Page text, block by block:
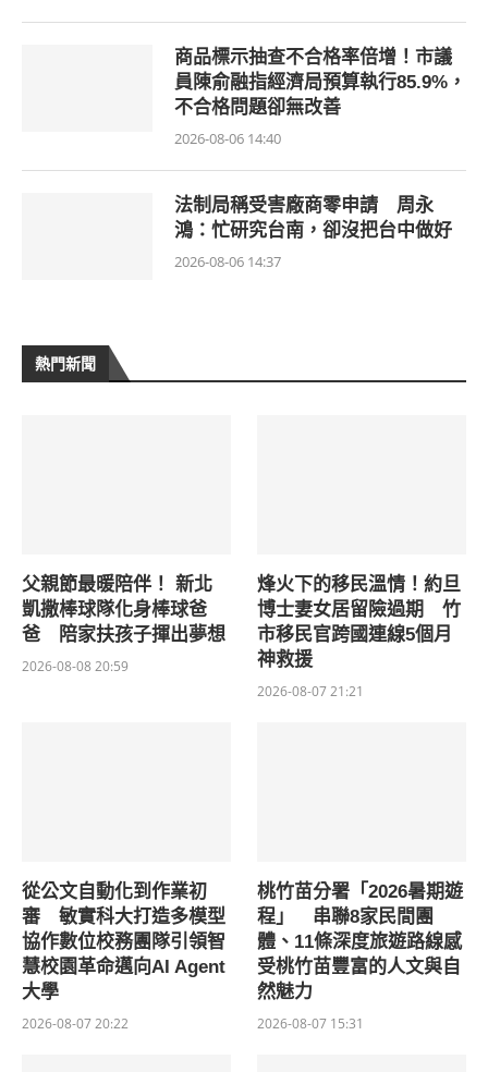
商品標示抽查不合格率倍增！市議
員陳俞融指經濟局預算執行85.9%，
不合格問題卻無改善
2026-08-06 14:40
法制局稱受害廠商零申請 周永
鴻：忙研究台南，卻沒把台中做好
2026-08-06 14:37
熱門新聞
父親節最暖陪伴！ 新北
凱撒棒球隊化身棒球爸
爸 陪家扶孩子揮出夢想
2026-08-08 20:59
烽火下的移民溫情！約旦
博士妻女居留險過期 竹
市移民官跨國連線5個月
神救援
2026-08-07 21:21
從公文自動化到作業初
審 敏實科大打造多模型
協作數位校務團隊引領智
慧校園革命邁向AI Agent
大學
2026-08-07 20:22
桃竹苗分署「2026暑期遊
程」 串聯8家民間團
體、11條深度旅遊路線感
受桃竹苗豐富的人文與自
然魅力
2026-08-07 15:31